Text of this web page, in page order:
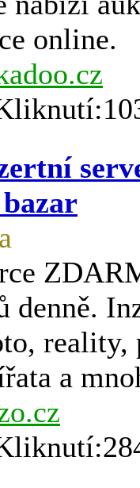
online.
denně.
reality,
a